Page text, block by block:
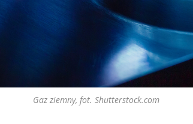
Gaz ziemny, fot. Shutterstock.com